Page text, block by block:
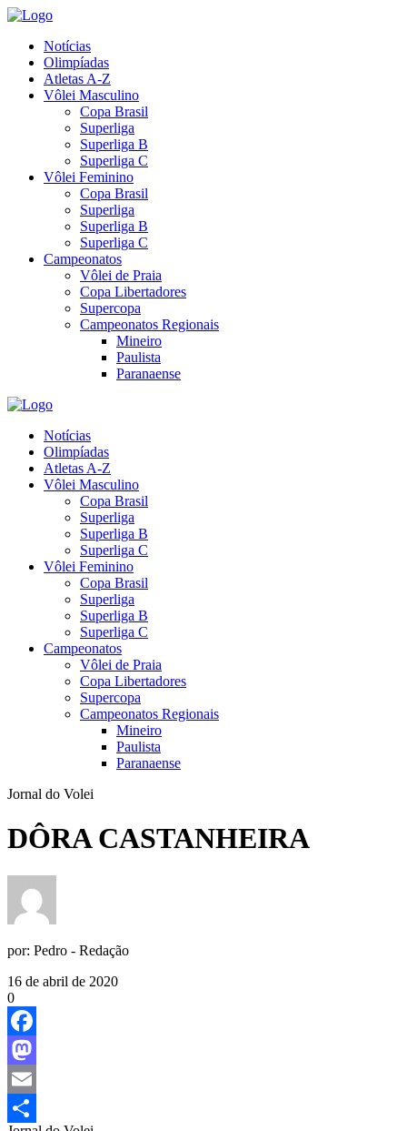
Notícias
Olimpíadas
Atletas A-Z
Vôlei Masculino
Copa Brasil
Superliga
Superliga B
Superliga C
Vôlei Feminino
Copa Brasil
Superliga
Superliga B
Superliga C
Campeonatos
Vôlei de Praia
Copa Libertadores
Supercopa
Campeonatos Regionais
Mineiro
Paulista
Paranaense
Notícias
Olimpíadas
Atletas A-Z
Vôlei Masculino
Copa Brasil
Superliga
Superliga B
Superliga C
Vôlei Feminino
Copa Brasil
Superliga
Superliga B
Superliga C
Campeonatos
Vôlei de Praia
Copa Libertadores
Supercopa
Campeonatos Regionais
Mineiro
Paulista
Paranaense
Jornal do Volei
DÔRA CASTANHEIRA
por: Pedro - Redação
16 de abril de 2020
0
Facebook
Mastodon
Email